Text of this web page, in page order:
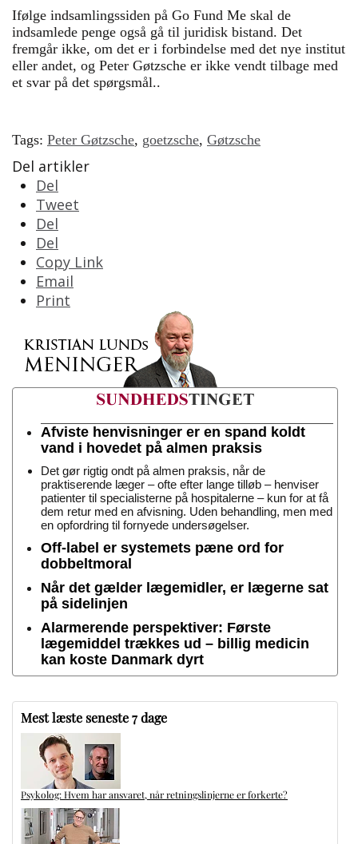
Ifølge indsamlingssiden på Go Fund Me skal de
indsamlede penge også gå til juridisk bistand. Det
fremgår ikke, om det er i forbindelse med det nye institut
eller andet, og Peter Gøtzsche er ikke vendt tilbage med
et svar på det spørgsmål..
Tags: Peter Gøtzsche, goetzsche, Gøtzsche
Del artikler
Del
Tweet
Del
Del
Copy Link
Email
Print
Afviste henvisninger er en spand koldt
vand i hovedet på almen praksis
Det gør rigtig ondt på almen praksis, når de
praktiserende læger – ofte efter lange tilløb – henviser
patienter til specialisterne på hospitalerne – kun for at få
dem retur med en afvisning. Uden behandling, men med
en opfordring til fornyede undersøgelser.
Off-label er systemets pæne ord for
dobbeltmoral
Når det gælder lægemidler, er lægerne sat
på sidelinjen
Alarmerende perspektiver: Første
lægemiddel trækkes ud – billig medicin
kan koste Danmark dyrt
Mest læste seneste 7 dage
Psykolog: Hvem har ansvaret, når retningslinjerne er forkerte?